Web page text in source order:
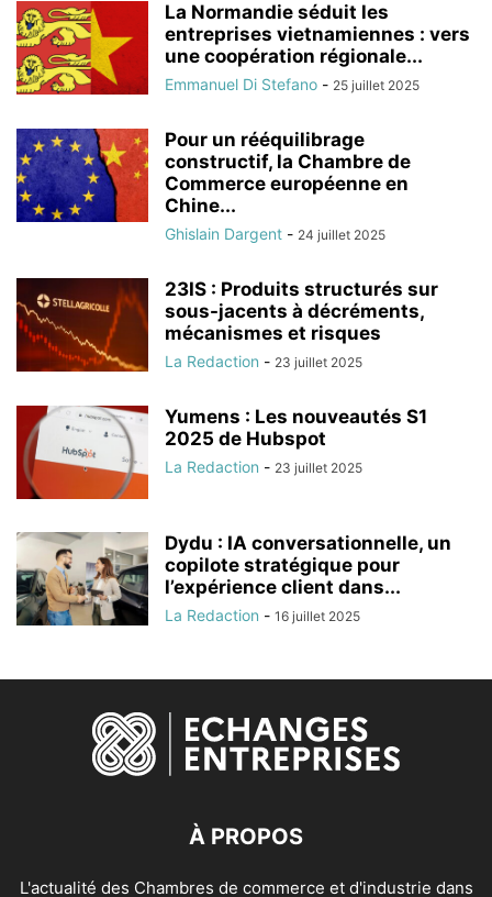
La Normandie séduit les
entreprises vietnamiennes : vers
une coopération régionale...
Emmanuel Di Stefano - 25 juillet 2025
Pour un rééquilibrage
constructif, la Chambre de
Commerce européenne en
Chine...
Ghislain Dargent - 24 juillet 2025
23IS : Produits structurés sur
sous-jacents à décréments,
mécanismes et risques
La Redaction - 23 juillet 2025
Yumens : Les nouveautés S1
2025 de Hubspot
La Redaction - 23 juillet 2025
Dydu : IA conversationnelle, un
copilote stratégique pour
l’expérience client dans...
La Redaction - 16 juillet 2025
À PROPOS
L'actualité des Chambres de commerce et d'industrie dans